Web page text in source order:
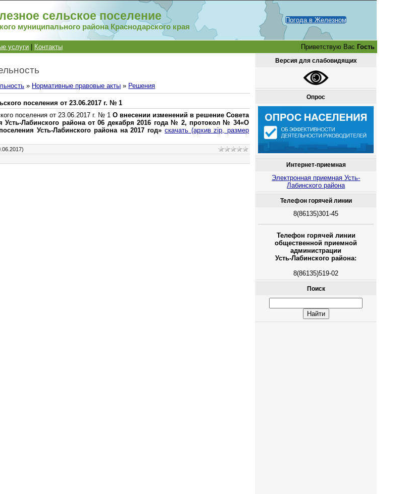
сельское поселение
муниципального района Краснодарского края
Погода в Железном
услуги Контакты Приветствую Вас Гость
» Нормативные правовые акты » Решения
поселения от 23.06.2017 г. № 1
поселения от 23.06.2017 г. № 1О внесении изменений в решение Совета
Усть-Лабинского района от 06 декабря 2016 года № 2, протокол № 34«О
Усть-Лабинского района на 2017 год» скачать (архив zip, размер
Версия для слабовидящих
Опрос
Интернет-приемная
Электронная приемная Усть-
Лабинского района
Телефон горячей линии
8(86135)301-45
Телефон горячей линии
общественной приемной
администрации
Усть-Лабинского района:
8(86135)519-02
Поиск